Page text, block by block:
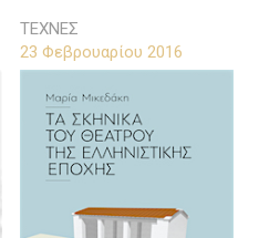
ΤΕΧΝΕΣ
23 Φεβρουαρίου 2016